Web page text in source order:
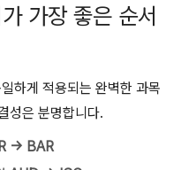
가장 좋은 순서
하게 적용되는 완벽한 과목
성은 분명합니다.
→ BAR